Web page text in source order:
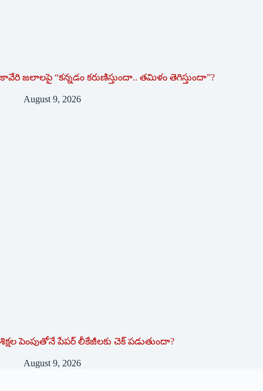
కావేరి జలాలపై “కన్నడం కరుణిస్తుందా.. తమిళం తెగిస్తుందా”?
August 9, 2026
శిక్షల పెంపుతోనే పేపర్ లీకేజీలకు చెక్ పడుతుందా?
August 9, 2026